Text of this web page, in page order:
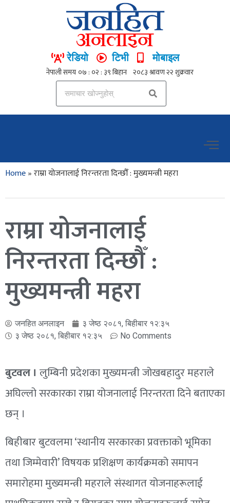
रेडियो टिभी मोबाइल
Home»राम्रा योजनालाई निरन्तरता दिन्छौँ : मुख्यमन्त्री महरा
राम्रा योजनालाई
निरन्तरता दिन्छौँ :
मुख्यमन्त्री महरा
जनहित अनलाइन
३ जेष्ठ २०८१, बिहीबार १२:३५
३ जेष्ठ २०८१, बिहीबार १२:३५
No Comments
बुटवल । लुम्बिनी प्रदेशका मुख्यमन्त्री जोखबहादुर महराले
अघिल्लो सरकारका राम्रा योजनालाई निरन्तरता दिने बताएका
छन् ।
बिहीबार बुटवलमा ‘स्थानीय सरकारका प्रवक्ताको भूमिका
तथा जिम्मेवारी’ विषयक प्रशिक्षण कार्यक्रमको समापन
समारोहमा मुख्यमन्त्री महराले संस्थागत योजनाहरूलाई